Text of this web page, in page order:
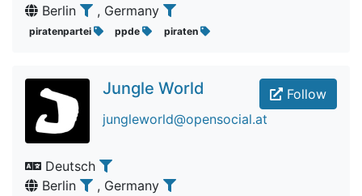
Berlin
, Germany
piratenpartei ppde piraten
Follow
Jungle World
jungleworld@opensocial.at
Deutsch
Berlin
, Germany